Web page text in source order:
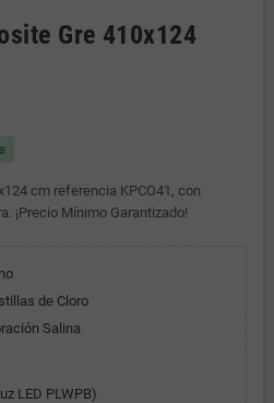
Gre 410x124
cm referencia KPCO41, con
¡Precio Mínimo Garantizado!
de Cloro
Salina
LED PLWPB)